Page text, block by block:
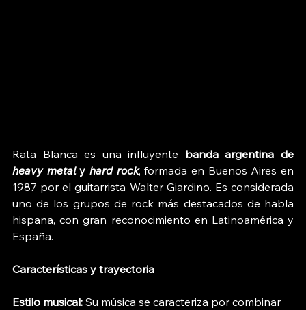
Rata Blanca es una influyente
heavy metal y hard rock, formada en Buenos Aires en
1987 por el guitarrista Walter Giardino. Es considerada
uno de los grupos de rock más destacados de habla
hispana, con gran reconocimiento en Latinoamérica y
España.
Características y trayectoria
Estilo musical: Su música se caracteriza por combinar